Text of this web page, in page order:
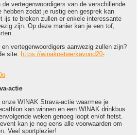
de vertegenwoordigers van de verschillende
hebben zodat je rustig een gesprek kan
ijs te breken zullen er enkele interessante
zijn. Op deze manier kan je een tof,
vertegenwoordigers aanwezig zullen zijn?
site: https://winaknetwerkavond20-
actie
WINAK Strava-actie waarmee je
kan winnen en een WINAK drinkbus
weken genoeg loopt en/of fietst.
kan je nog eens alle voorwaarden om
Veel sportplezier!